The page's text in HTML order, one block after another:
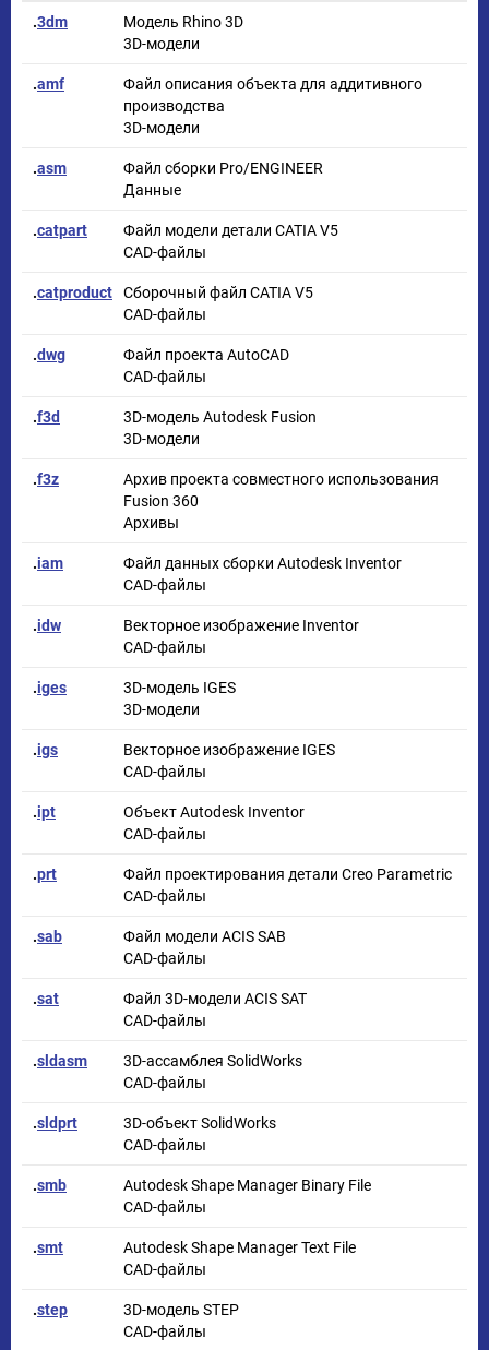
.3dm
Модель Rhino 3D
3D-модели
.amf
Файл описания объекта для аддитивного
производства
3D-модели
.asm
Файл сборки Pro/ENGINEER
Данные
.catpart
Файл модели детали CATIA V5
CAD-файлы
.catproduct
Сборочный файл CATIA V5
CAD-файлы
.dwg
Файл проекта AutoCAD
CAD-файлы
.f3d
3D-модель Autodesk Fusion
3D-модели
.f3z
Архив проекта совместного использования
Fusion 360
Архивы
.iam
Файл данных сборки Autodesk Inventor
CAD-файлы
.idw
Векторное изображение Inventor
CAD-файлы
.iges
3D-модель IGES
3D-модели
.igs
Векторное изображение IGES
CAD-файлы
.ipt
Объект Autodesk Inventor
CAD-файлы
.prt
Файл проектирования детали Creo Parametric
CAD-файлы
.sab
Файл модели ACIS SAB
CAD-файлы
.sat
Файл 3D-модели ACIS SAT
CAD-файлы
.sldasm
3D-ассамблея SolidWorks
CAD-файлы
.sldprt
3D-объект SolidWorks
CAD-файлы
.smb
Autodesk Shape Manager Binary File
CAD-файлы
.smt
Autodesk Shape Manager Text File
CAD-файлы
.step
3D-модель STEP
CAD-файлы